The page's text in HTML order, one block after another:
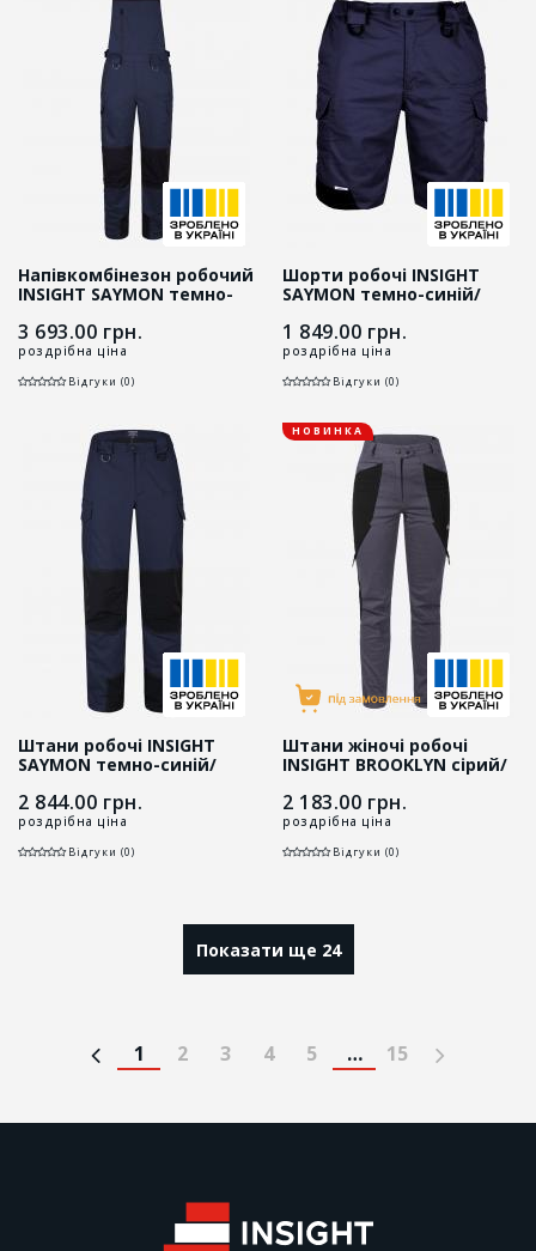
Напівкомбінезон робочий
INSIGHT SAYMON темно-
3 693.00 грн.
роздрібна ціна
Відгуки (0)
Шорти робочі INSIGHT
SAYMON темно-синій/
1 849.00 грн.
роздрібна ціна
Відгуки (0)
Штани робочі INSIGHT
SAYMON темно-синій/
2 844.00 грн.
роздрібна ціна
Відгуки (0)
НОВИНКА
Штани жіночі робочі
INSIGHT BROOKLYN сірий/
2 183.00 грн.
роздрібна ціна
Відгуки (0)
Показати ще 24
1 2 3 4 5 … 15